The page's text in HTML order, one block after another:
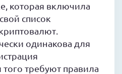
которая включила
список
одинакова для
требуют правила